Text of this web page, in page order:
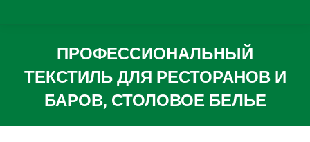
ПРОФЕССИОНАЛЬНЫЙ
ТЕКСТИЛЬ ДЛЯ РЕСТОРАНОВ И
БАРОВ, СТОЛОВОЕ БЕЛЬЕ
Вы здесь: